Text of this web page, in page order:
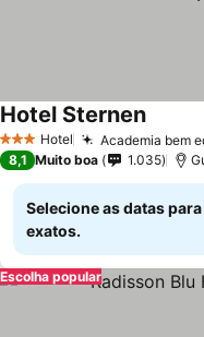
3 EstrelasHotel Academia bem
Hotel Sternen
8,1 Muito boa 1.035
Selecione as datas
exatos.
Escolha popular